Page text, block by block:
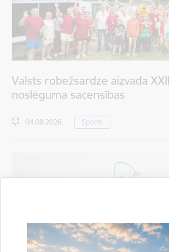
Valsts robežsardze aizvada
noslēguma sacensības
04.08.2026. Sports